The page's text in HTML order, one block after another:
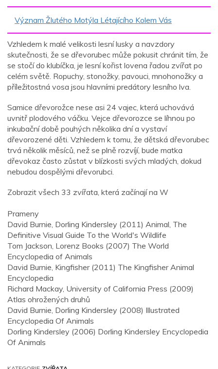
Význam Žlutého Motýla Létajícího Kolem Vás
Vzhledem k malé velikosti lesní lusky a navzdory
skutečnosti, že se dřevorubec může pokusit chránit tím, že
se stočí do klubíčka, je lesní kořist lovena řadou zvířat po
celém světě. Ropuchy, stonožky, pavouci, mnohonožky a
příležitostná vosa jsou hlavními predátory lesního lva.
Samice dřevorožce nese asi 24 vajec, která uchovává
uvnitř plodového váčku. Vejce dřevorozce se líhnou po
inkubační době pouhých několika dní a vystaví
dřevorozené děti. Vzhledem k tomu, že dětská dřevorubec
trvá několik měsíců, než se plně rozvíjí, bude matka
dřevokaz často zůstat v blízkosti svých mladých, dokud
nebudou dospělými dřevorubci.
Zobrazit všech 33 zvířata, která začínají na W
Prameny
David Burnie, Dorling Kindersley (2011) Animal, The
Definitive Visual Guide To the World's Wildlife
Tom Jackson, Lorenz Books (2007) The World
Encyclopedia of Animals
David Burnie, Kingfisher (2011) The Kingfisher Animal
Encyclopedia
Richard Mackay, University of California Press (2009)
Atlas ohrožených druhů
David Burnie, Dorling Kindersley (2008) Illustrated
Encyclopedia Of Animals
Dorling Kindersley (2006) Dorling Kindersley Encyclopedia
Of Animals